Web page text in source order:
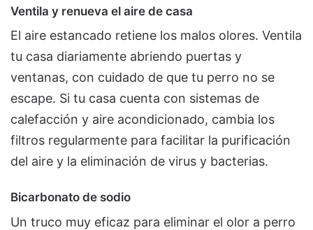
Ventila y renueva el aire de casa
El aire estancado retiene los malos olores. Ventila
tu casa diariamente abriendo puertas y
ventanas, con cuidado de que tu perro no se
escape. Si tu casa cuenta con sistemas de
calefacción y aire acondicionado, cambia los
filtros regularmente para facilitar la purificación
del aire y la eliminación de virus y bacterias.
Bicarbonato de sodio
Un truco muy eficaz para eliminar el olor a perro